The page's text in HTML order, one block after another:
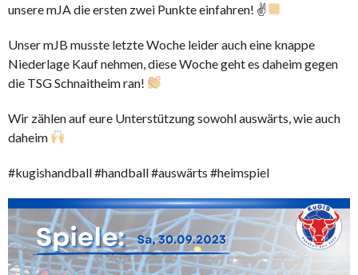
unsere mJA die ersten zwei Punkte einfahren! ✌
Unser mJB musste letzte Woche leider auch eine knappe
Niederlage Kauf nehmen, diese Woche geht es daheim gegen
die TSG Schnaitheim ran!
Wir zählen auf eure Unterstützung sowohl auswärts, wie auch
daheim
#kugishandball #handball #auswärts #heimspiel